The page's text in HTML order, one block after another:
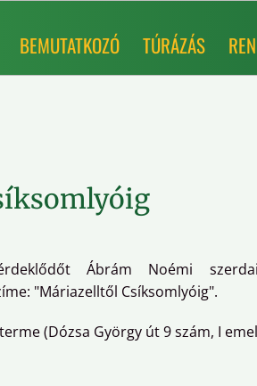
BEMUTATKOZÓ TÚRÁZÁS
Ábrám Noémi
"Máriazelltől Csíksomlyóig".
(Dózsa György út 9 szám, I